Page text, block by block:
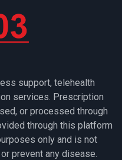
support, telehealth
services. Prescription
or processed through
through this platform
only and is not
prevent any disease.